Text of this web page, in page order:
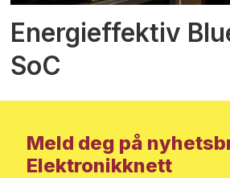
Energieffektiv
SoC
Meld deg på
Elektronikknett